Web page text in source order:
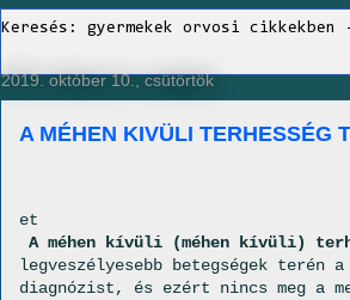
Keresés: gyermekek orvosi
2019. október 10., csütörtök
A MÉHEN KIVÜLI TERHESSÉG
et
A méhen kívüli (méhen kívüli)
legveszélyesebb betegségek
diagnózist, és ezért nincs meg a